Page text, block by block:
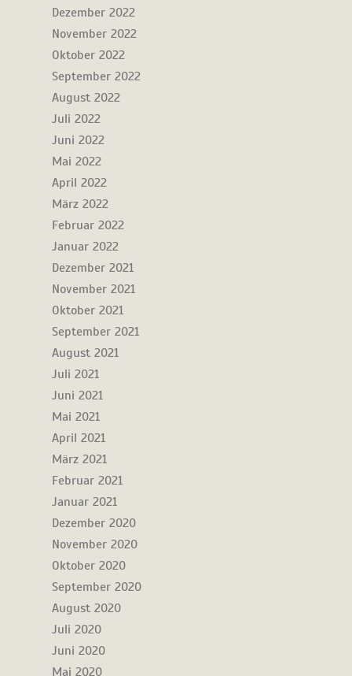
Dezember 2022
November 2022
Oktober 2022
September 2022
August 2022
Juli 2022
Juni 2022
Mai 2022
April 2022
März 2022
Februar 2022
Januar 2022
Dezember 2021
November 2021
Oktober 2021
September 2021
August 2021
Juli 2021
Juni 2021
Mai 2021
April 2021
März 2021
Februar 2021
Januar 2021
Dezember 2020
November 2020
Oktober 2020
September 2020
August 2020
Juli 2020
Juni 2020
Mai 2020